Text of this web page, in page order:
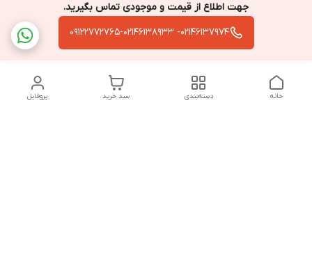
جهت اطلاع از قیمت و موجودی تماس بگیرید.
02146137974- 09122772765-02146138933
پروفایل سبد خرید دسته‌بندی خانه